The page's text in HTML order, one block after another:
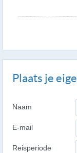
Plaats je
Naam
E-mail
Reisperiode